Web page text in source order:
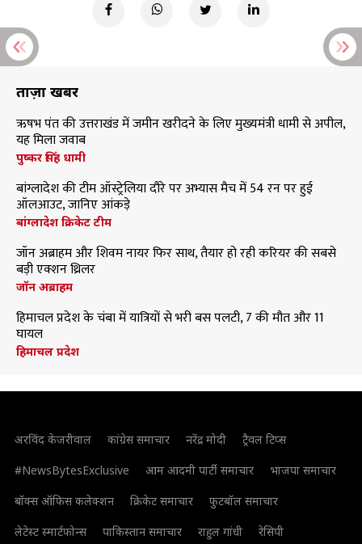
ताज़ा खबरें
ऋषभ पंत की उत्तराखंड में जमीन खरीदने के लिए मुख्यमंत्री धामी से अपील,
यह मिला जवाब
पुष्कर सिंह धामी
बांग्लादेश की टीम ऑस्ट्रेलिया दौरे पर अभ्यास मैच में 54 रन पर हुई
ऑलआउट, जानिए आंकड़े
बांग्लादेश क्रिकेट टीम
जॉन अब्राहम और शिवम नायर फिर साथ, तैयार हो रही करियर की सबसे
बड़ी एक्शन थ्रिलर
जॉन अब्राहम
हिमाचल प्रदेश के चंबा में यात्रियों से भरी बस पलटी, 7 की मौत और 11
घायल
हिमाचल प्रदेश
अरविंद केजरीवाल कांग्रेस समाचार नरेंद्र मोदी
ट्रैवल टिप्स
#NewsBytesExclusive
आम आदमी पार्टी समाचार
भाजपा समाचार
बॉक्स ऑफिस कलेक्शन
क्रिकेट समाचार
फुटबॉल समाचार
लेटेस्ट स्मार्टफोन्स
पाकिस्तान समाचार राहुल गांधी रेसिपी